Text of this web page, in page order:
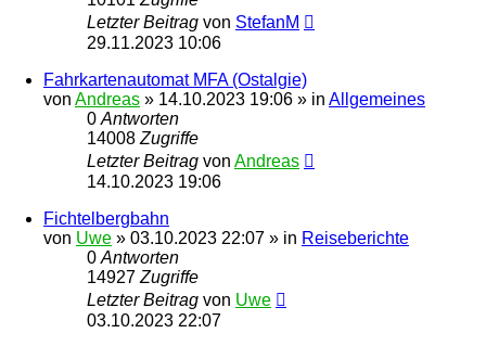
Letzter Beitrag von StefanM
29.11.2023 10:06
Fahrkartenautomat MFA (Ostalgie)
von Andreas » 14.10.2023 19:06 » in Allgemeines
0 Antworten
14008 Zugriffe
Letzter Beitrag von Andreas
14.10.2023 19:06
Fichtelbergbahn
von Uwe » 03.10.2023 22:07 » in Reiseberichte
0 Antworten
14927 Zugriffe
Letzter Beitrag von Uwe
03.10.2023 22:07